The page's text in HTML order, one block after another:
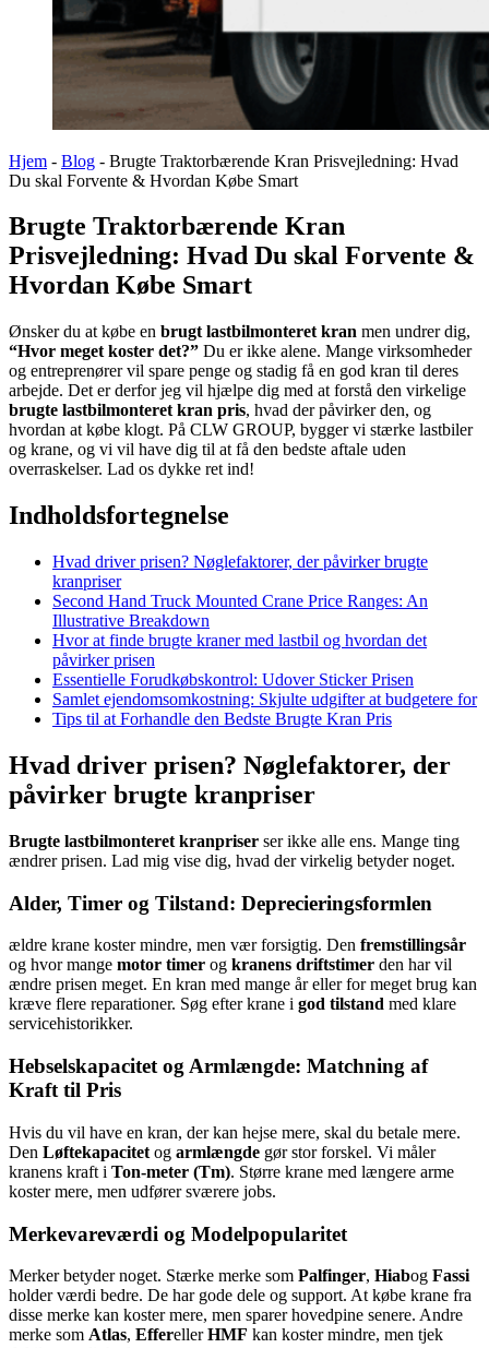
Hjem - Blog - Brugte Traktorbærende Kran Prisvejledning: Hvad
Du skal Forvente & Hvordan Købe Smart
Brugte Traktorbærende Kran
Prisvejledning: Hvad Du skal Forvente &
Hvordan Købe Smart
Ønsker du at købe en brugt lastbilmonteret kran men undrer dig,
“Hvor meget koster det?” Du er ikke alene. Mange virksomheder
og entreprenører vil spare penge og stadig få en god kran til deres
arbejde. Det er derfor jeg vil hjælpe dig med at forstå den virkelige
brugte lastbilmonteret kran pris, hvad der påvirker den, og
hvordan at købe klogt. På CLW GROUP, bygger vi stærke lastbiler
og krane, og vi vil have dig til at få den bedste aftale uden
overraskelser. Lad os dykke ret ind!
Indholdsfortegnelse
Hvad driver prisen? Nøglefaktorer, der påvirker brugte
kranpriser
Second Hand Truck Mounted Crane Price Ranges: An
Illustrative Breakdown
Hvor at finde brugte kraner med lastbil og hvordan det
påvirker prisen
Essentielle Forudkøbskontrol: Udover Sticker Prisen
Samlet ejendomsomkostning: Skjulte udgifter at budgetere for
Tips til at Forhandle den Bedste Brugte Kran Pris
Hvad driver prisen? Nøglefaktorer, der
påvirker brugte kranpriser
Brugte lastbilmonteret kranpriser ser ikke alle ens. Mange ting
ændrer prisen. Lad mig vise dig, hvad der virkelig betyder noget.
Alder, Timer og Tilstand: Deprecieringsformlen
ældre krane koster mindre, men vær forsigtig. Den fremstillingsår
og hvor mange motor timer og kranens driftstimer den har vil
ændre prisen meget. En kran med mange år eller for meget brug kan
kræve flere reparationer. Søg efter krane i god tilstand med klare
servicehistorikker.
Hebselskapacitet og Armlængde: Matchning af
Kraft til Pris
Hvis du vil have en kran, der kan hejse mere, skal du betale mere.
Den Løftekapacitet og armlængde gør stor forskel. Vi måler
kranens kraft i Ton-meter (Tm). Større krane med længere arme
koster mere, men udfører sværere jobs.
Merkevareværdi og Modelpopularitet
Merker betyder noget. Stærke merke som Palfinger, Hiabog Fassi
holder værdi bedre. De har gode dele og support. At købe krane fra
disse merke kan koster mere, men sparer hovedpine senere. Andre
merke som Atlas, EfferellerHMF kan koster mindre, men tjek